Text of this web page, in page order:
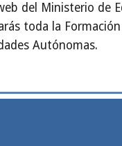
del Ministerio de
toda la
Autónomas.